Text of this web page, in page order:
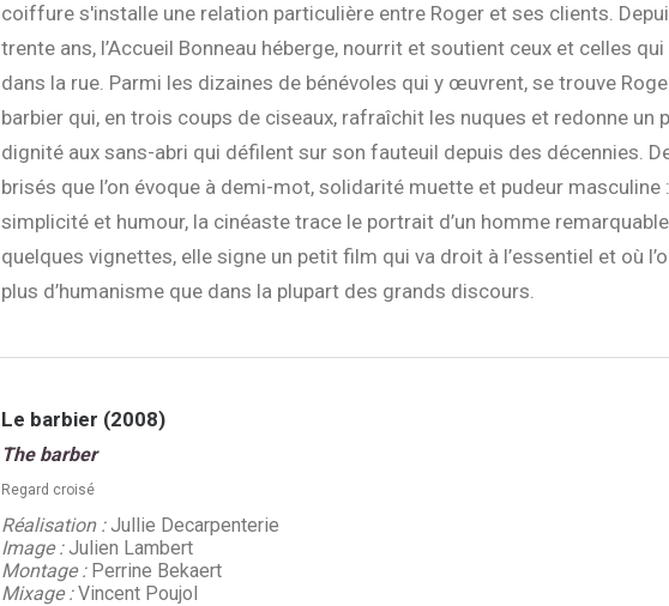
coiffure s'installe une relation particulière entre Roger et ses clients.
trente ans, l’Accueil Bonneau héberge, nourrit et soutient ceux et celles
dans la rue. Parmi les dizaines de bénévoles qui y œuvrent, se trouve
barbier qui, en trois coups de ciseaux, rafraîchit les nuques et redonne un
dignité aux sans-abri qui défilent sur son fauteuil depuis des décennies.
brisés que l’on évoque à demi-mot, solidarité muette et pudeur masculine
simplicité et humour, la cinéaste trace le portrait d’un homme
quelques vignettes, elle signe un petit film qui va droit à l’essentiel et où
plus d’humanisme que dans la plupart des grands discours.
Le barbier (2008)
The barber
Regard croisé
Réalisation :Jullie Decarpenterie
Image :Julien Lambert
Montage :Perrine Bekaert
Mixage :Vincent Poujol